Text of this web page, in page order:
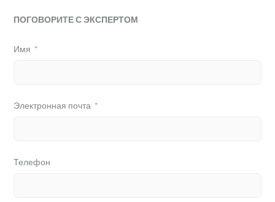
ПОГОВОРИТЕ С ЭКСПЕРТОМ
Имя
Электронная почта
Телефон